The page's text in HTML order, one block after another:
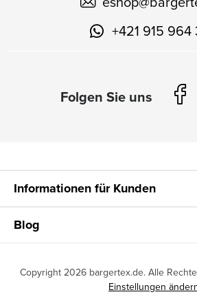
+421 915 964
Informationen für Kunden
Blog
Copyright 2026 bargertex.de. Alle
Einstellungen